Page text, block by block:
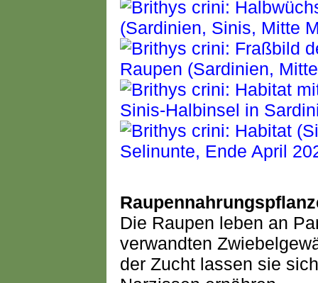
Die Raupen leben an
verwandten
der Zucht lassen sie